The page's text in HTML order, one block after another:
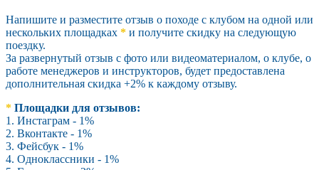
Напишите и разместите отзыв о походе с клубом на одной или
нескольких площадках * и получите скидку на следующую
поездку.
За развернутый отзыв с фото или видеоматериалом, о клубе, о
работе менеджеров и инструкторов, будет предоставлена
дополнительная скидка +2% к каждому отзыву.
* Площадки для отзывов:
1. Инстаграм - 1%
2. Вконтакте - 1%
3. Фейсбук - 1%
4. Одноклассники - 1%